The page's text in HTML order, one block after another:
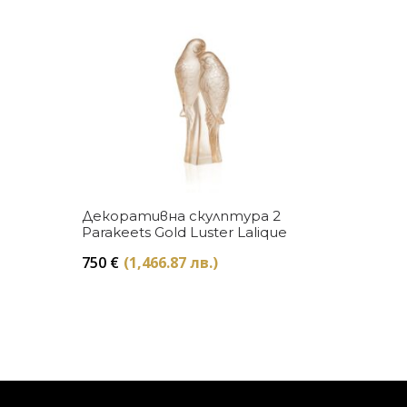
Купи
Декоративна скулптура 2
Parakeets Gold Luster Lalique
750 € (1,466.87 лв.)